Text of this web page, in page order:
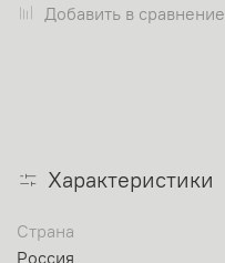
Добавить в сравнение
Характеристики
Страна
Россия